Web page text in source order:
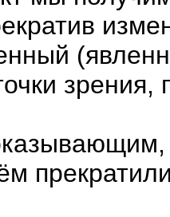
зрения,